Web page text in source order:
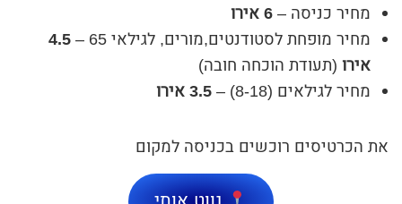
מחיר כניסה –6 אירו
מחיר מופחת לסטודנטים,מורים, לגילאי 65 –
4.5
אירו (תעודת הוכחה חובה)
מחיר לגילאים (8-18) –
3.5 אירו
את הכרטיסים רוכשים בכניסה למקום